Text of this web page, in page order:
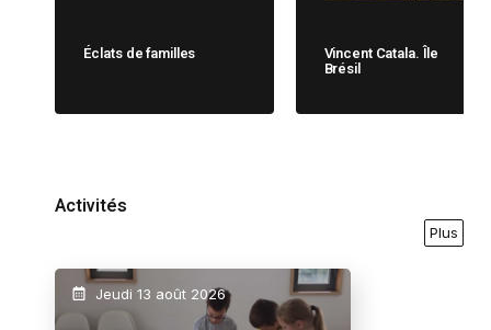
Éclats de familles Vincent Catala. Île
Brésil
Activités
Plus
Jeudi 13 août 2026